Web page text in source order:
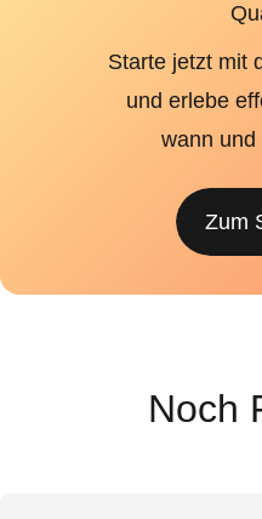
Starte jetzt mit
und erlebe
wann und
Zum
Noch